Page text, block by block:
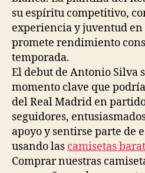
su espíritu competitivo,
experiencia y juventud
promete rendimiento
temporada.
El debut de Antonio Silva
momento clave que
del Real Madrid en
seguidores,
apoyo y sentirse parte de
usando las camisetas
Comprar nuestras